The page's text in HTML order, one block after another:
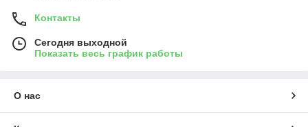
Контакты
Сегодня выходной
Показать весь график работы
О нас